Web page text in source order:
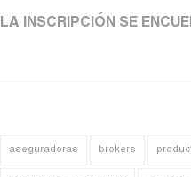
LA INSCRIPCIÓN SE
aseguradoras brokers